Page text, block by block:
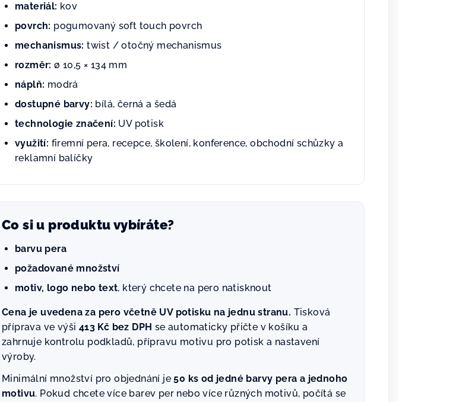
materiál: kov
povrch: pogumovaný soft touch povrch
mechanismus: twist / otočný mechanismus
rozměr: ø 10,5 × 134 mm
náplň: modrá
dostupné barvy: bílá, černá a šedá
technologie značení: UV potisk
využití: firemní pera, recepce, školení, konference, obchodní schůzky a
reklamní balíčky
Co si u produktu vybíráte?
barvu pera
požadované množství
motiv, logo nebo text, který chcete na pero natisknout
Cena je uvedena za pero včetně UV potisku na jednu stranu. Tisková
příprava ve výši 413 Kč bez DPH se automaticky přičte v košíku a
zahrnuje kontrolu podkladů, přípravu motivu pro potisk a nastavení
výroby.
Minimální množství pro objednání je50 ks od jedné barvy pera a jednoho
motivu. Pokud chcete více barev per nebo více různých motivů, počítá se